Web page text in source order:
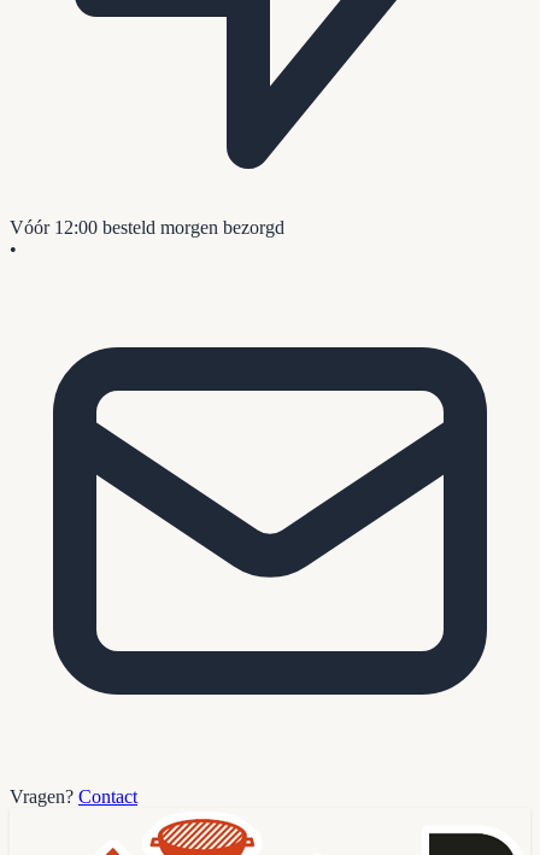
Vóór 12:00 besteld morgen bezorgd
•
Vragen? Contact